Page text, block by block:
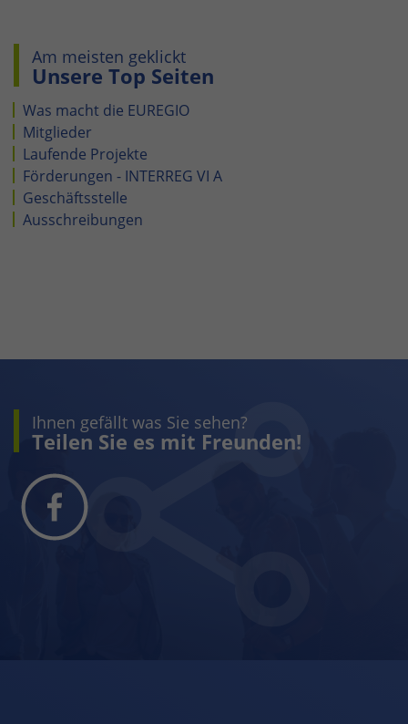
Am meisten geklickt
Unsere Top Seiten
Was macht die EUREGIO
Mitglieder
Laufende Projekte
Förderungen - INTERREG VI A
Geschäftsstelle
Ausschreibungen
Ihnen gefällt was Sie sehen?
Teilen Sie es mit Freunden!